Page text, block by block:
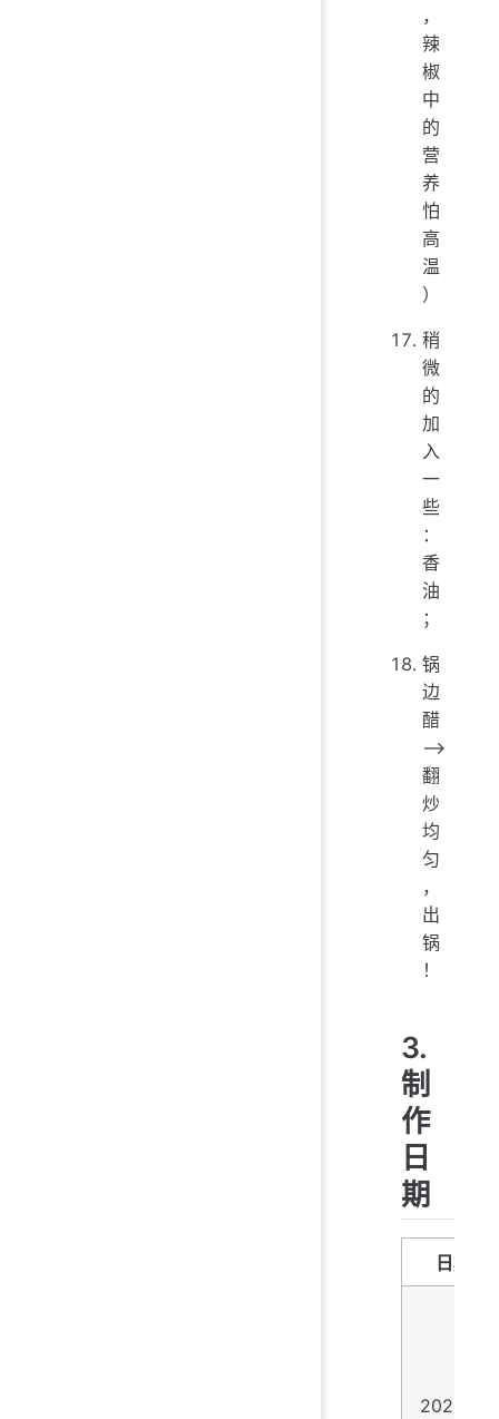
，
辣
椒
中
的
营
养
怕
高
温
）
稍
微
的
加
入
一
些
：
香
油
；
锅
边
醋
——>
翻
炒
均
匀
，
出
锅
！
3.
制
作
日
期
日期
2025